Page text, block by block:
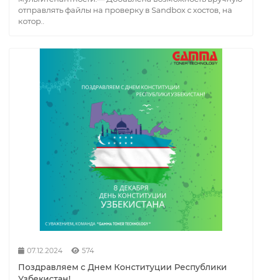
отправлять файлы на проверку в Sandbox с хостов, на
котор..
07.12.2024 574
Поздравляем с Днем Конституции Республики